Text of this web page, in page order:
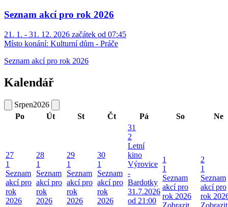
Seznam akcí pro rok 2026
21. 1. - 31. 12. 2026 začátek od 07:45
Místo konání: Kulturní dům - Práče
Seznam akcí pro rok 2026
Kalendář
Srpen2026
Po
Út St Čt Pá So Ne
27
1
Seznam
akcí pro
rok
2026
28
1
Seznam
akcí pro
rok
2026
29
1
Seznam
akcí pro
rok
2026
30
1
Seznam
akcí pro
rok
2026
31
2
Letní
kino
Výrovice
-
Bardotky
31.7.2026
od 21:00
1
1
Seznam
akcí pro
rok 2026
Zobrazit
2
1
Seznam
akcí pro
rok
Zobrazit